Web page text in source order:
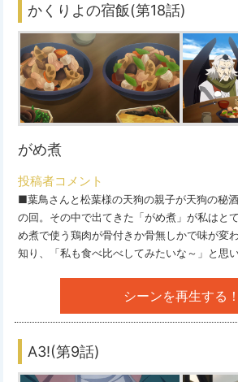
かくりよの宿飯(第18話)
がめ煮
投稿者コメント
■葉鳥さんと松葉様の天狗の親子が天狗の秘
の回。その中で出てきた「がめ煮」が私はと
め煮で使う鶏肉が骨付きか骨無しかで味が変
知り、「私も食べ比べしてみたいな～」と思
シーンを再生する！
A3!(第9話)